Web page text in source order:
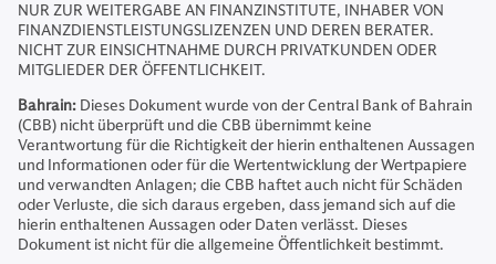
NUR ZUR WEITERGABE AN FINANZINSTITUTE, INHABER VON
FINANZDIENSTLEISTUNGSLIZENZEN UND DEREN BERATER.
NICHT ZUR EINSICHTNAHME DURCH PRIVATKUNDEN ODER
MITGLIEDER DER ÖFFENTLICHKEIT.
Bahrain: Dieses Dokument wurde von der Central Bank of Bahrain
(CBB) nicht überprüft und die CBB übernimmt keine
Verantwortung für die Richtigkeit der hierin enthaltenen Aussagen
und Informationen oder für die Wertentwicklung der Wertpapiere
und verwandten Anlagen; die CBB haftet auch nicht für Schäden
oder Verluste, die sich daraus ergeben, dass jemand sich auf die
hierin enthaltenen Aussagen oder Daten verlässt. Dieses
Dokument ist nicht für die allgemeine Öffentlichkeit bestimmt.